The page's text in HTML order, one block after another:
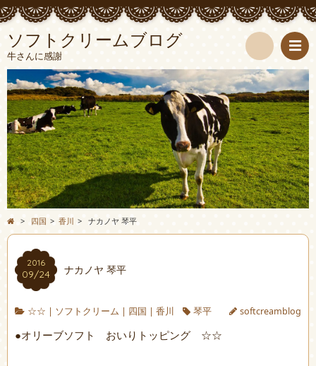
ソフトクリームブログ
牛さんに感謝
検
索
> 四国 > 香川 > ナカノヤ 琴平
2016
09/24 ナカノヤ 琴平
☆☆ | ソフトクリーム | 四国 | 香川 琴平 softcreamblog
●オリーブソフト おいりトッピング ☆☆